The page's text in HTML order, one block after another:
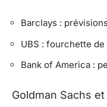
Barclays :
UBS : fourchette de
Bank of America :
Goldman Sachs